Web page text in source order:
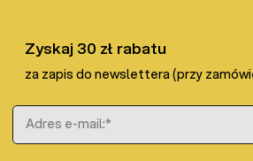
Zyskaj 30 zł rabatu
za zapis do newslettera (przy
Adres e-mail